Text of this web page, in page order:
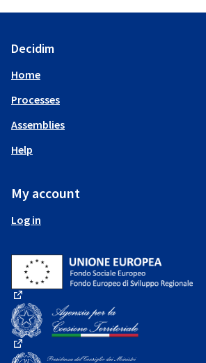
Decidim
Home
Processes
Assemblies
Help
My account
Log in
(External link)
(External link)